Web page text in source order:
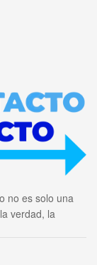
no es solo una
verdad, la